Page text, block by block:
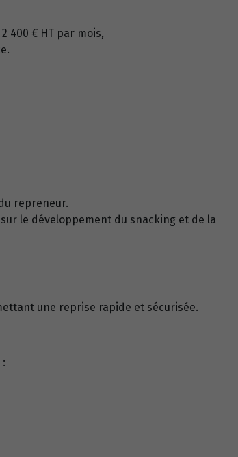
400 € HT par mois,
repreneur.
le développement du snacking et de la
une reprise rapide et sécurisée.